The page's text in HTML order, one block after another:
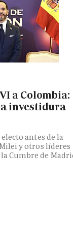
a Colombia:
investidura
antes de la
y otros líderes
Cumbre de